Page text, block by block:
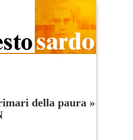
della paura »